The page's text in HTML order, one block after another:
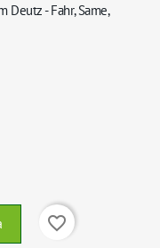
- Fahr, Same,
favorite_border